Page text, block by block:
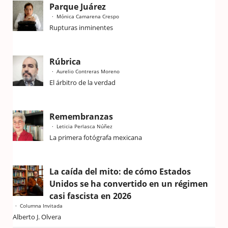
Parque Juárez
Mónica Camarena Crespo
Rupturas inminentes
Rúbrica
Aurelio Contreras Moreno
El árbitro de la verdad
Remembranzas
Leticia Perlasca Núñez
La primera fotógrafa mexicana
La caída del mito: de cómo Estados
Unidos se ha convertido en un régimen
casi fascista en 2026
Columna Invitada
Alberto J. Olvera